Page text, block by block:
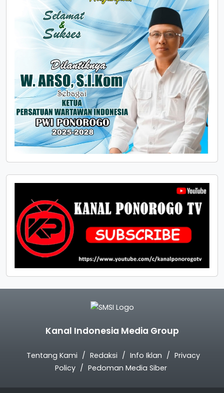
Kanal Indonesia Media Group
Tentang Kami Redaksi Info Iklan
Privacy
Policy
Pedoman Media Siber